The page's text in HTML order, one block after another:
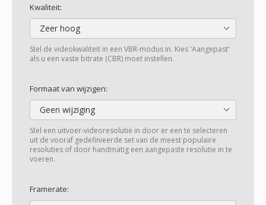
Kwaliteit:
Zeer hoog
Stel de videokwaliteit in een VBR-modus in. Kies 'Aangepast'
als u een vaste bitrate (CBR) moet instellen.
Formaat van wijzigen:
Geen wijziging
Stel een uitvoer-videoresolutie in door er een te selecteren
uit de vooraf gedefinieerde set van de meest populaire
resoluties of door handmatig een aangepaste resolutie in te
voeren.
Framerate: